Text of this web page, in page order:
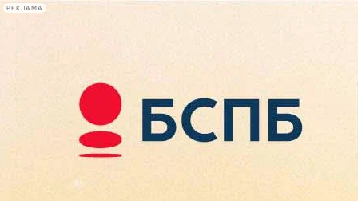
РЕКЛАМА
Сегодня:
2026.08.09
11:45
Афиша Plus